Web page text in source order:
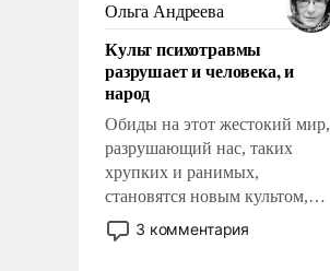
Ольга Андреева
Культ психотравмы
разрушает и человека, и
народ
Обиды на этот жестокий мир,
разрушающий нас, таких
хрупких и ранимых,
становятся новым культом,
постепенно вытесняя и
отменяя традиционное
3 комментария